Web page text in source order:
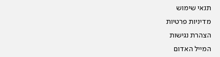
תנאי שימוש
מדיניות פרטיות
הצהרת נגישות
המייל האדום